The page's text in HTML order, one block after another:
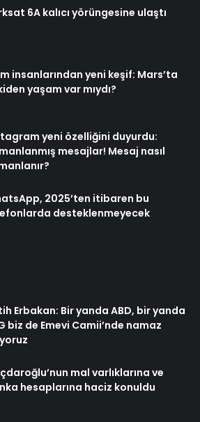
insanlarından yeni keşif: Mars’ta
yaşam var mıydı?
yeni özelliğini duyurdu:
mesajlar! Mesaj nasıl
2025’ten itibaren bu
desteklenmeyecek
mal varlıklarına ve
hesaplarına haciz konuldu
istenen teğmenlerin dosyası
kez disiplin kurulunda